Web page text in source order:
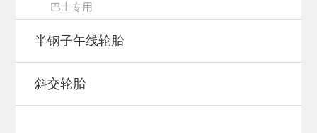
巴士专用
半钢子午线轮胎
斜交轮胎